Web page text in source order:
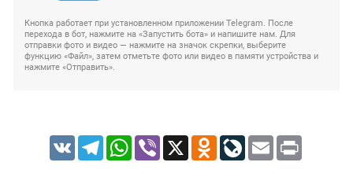
Кнопка работает при установленном приложении Telegram. После
перехода в бот, нажмите на «Запустить бота» и напишите нам. Для
отправки фото и видео — нажмите на значок скрепки, выберите
функцию «Файл», затем отметьте фото или видео в памяти устройства и
нажмите «Отправить».
VK TelegramWhatsApp
Viber X Odnoklassniki
LiveJournal
Email Print